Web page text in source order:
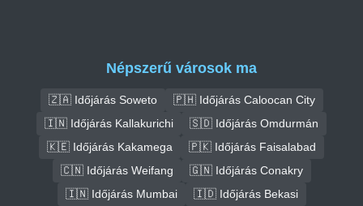
Népszerű városok ma
🇿🇦 Időjárás Soweto
🇵🇭 Időjárás Caloocan City
🇮🇳 Időjárás Kallakurichi
🇸🇩 Időjárás Omdurmán
🇰🇪 Időjárás Kakamega
🇵🇰 Időjárás Faisalabad
🇨🇳 Időjárás Weifang
🇬🇳 Időjárás Conakry
🇮🇳 Időjárás Mumbai
🇮🇩 Időjárás Bekasi